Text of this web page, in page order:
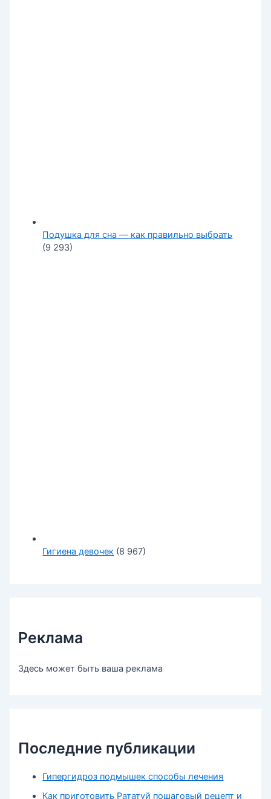
Подушка для сна — как правильно выбрать
(9 293)
Гигиена девочек (8 967)
Реклама
Здесь может быть ваша реклама
Последние публикации
Гипергидроз подмышек способы лечения
Как приготовить Рататуй пошаговый рецепт и